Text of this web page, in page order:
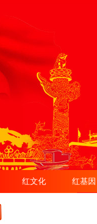
红文化 红基因